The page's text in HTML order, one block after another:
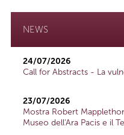
NEWS
24/07/2026
Call for Abstracts - La
23/07/2026
Mostra Robert
Museo dell'Ara Pacis e il